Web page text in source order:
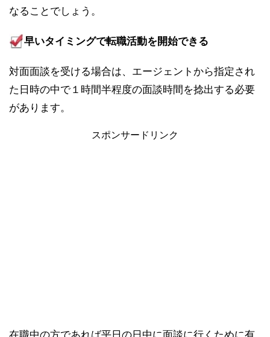
なることでしょう。
早いタイミングで転職活動を開始できる
対面面談を受ける場合は、エージェントから指定され
た日時の中で１時間半程度の面談時間を捻出する必要
があります。
スポンサードリンク